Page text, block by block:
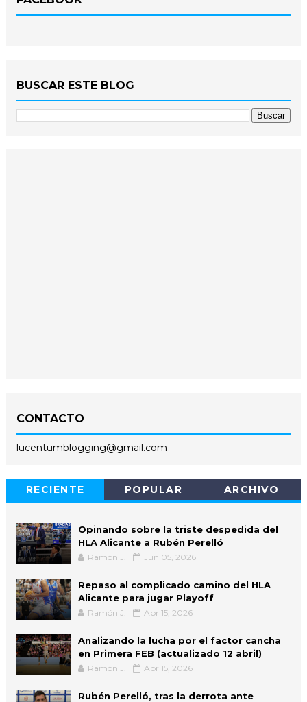
BUSCAR ESTE BLOG
CONTACTO
lucentumblogging@gmail.com
RECIENTE POPULAR ARCHIVO
Opinando sobre la triste despedida del
HLA Alicante a Rubén Perelló
Ramón J. Jun 05, 2026
Repaso al complicado camino del HLA
Alicante para jugar Playoff
Ramón J. Apr 15, 2026
Analizando la lucha por el factor cancha
en Primera FEB (actualizado 12 abril)
Ramón J. Apr 15, 2026
Rubén Perelló, tras la derrota ante